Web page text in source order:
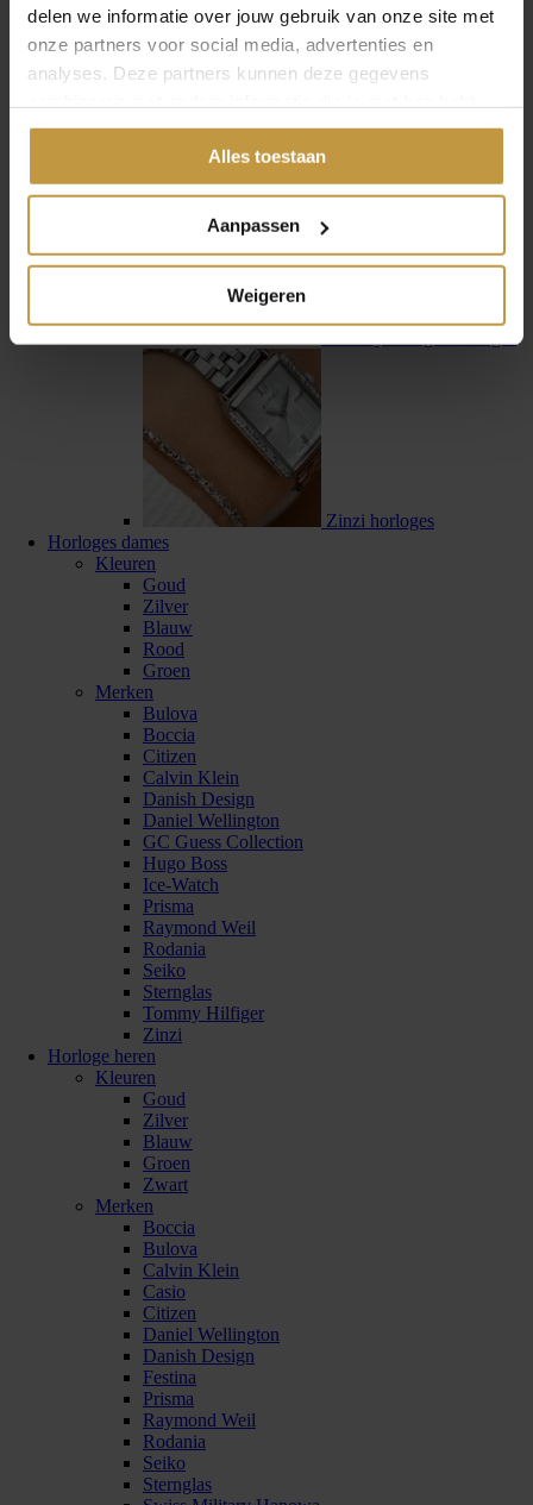
delen we informatie over jouw gebruik van onze site met
onze partners voor social media, advertenties en
analyses. Deze partners kunnen deze gegevens
gedeeld of die ze hebben verzameld via jouw gebruik van
Alles toestaan
Aanpassen
Weigeren
Swiss Military Hanowa
Zinzi horloges
Horloges dames
Kleuren
Goud
Zilver
Blauw
Rood
Groen
Merken
Bulova
Boccia
Citizen
Calvin Klein
Danish Design
Daniel Wellington
GC Guess Collection
Hugo Boss
Ice-Watch
Prisma
Raymond Weil
Rodania
Seiko
Sternglas
Tommy Hilfiger
Zinzi
Horloge heren
Kleuren
Goud
Zilver
Blauw
Groen
Zwart
Merken
Boccia
Bulova
Calvin Klein
Casio
Citizen
Daniel Wellington
Danish Design
Festina
Prisma
Raymond Weil
Rodania
Seiko
Sternglas